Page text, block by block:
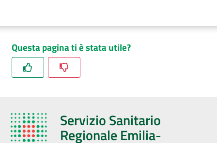
Questa pagina ti è stata utile?
Servizio Sanitario
Regionale Emilia-